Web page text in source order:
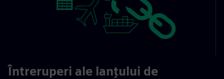
Întreruperi ale lanțului de